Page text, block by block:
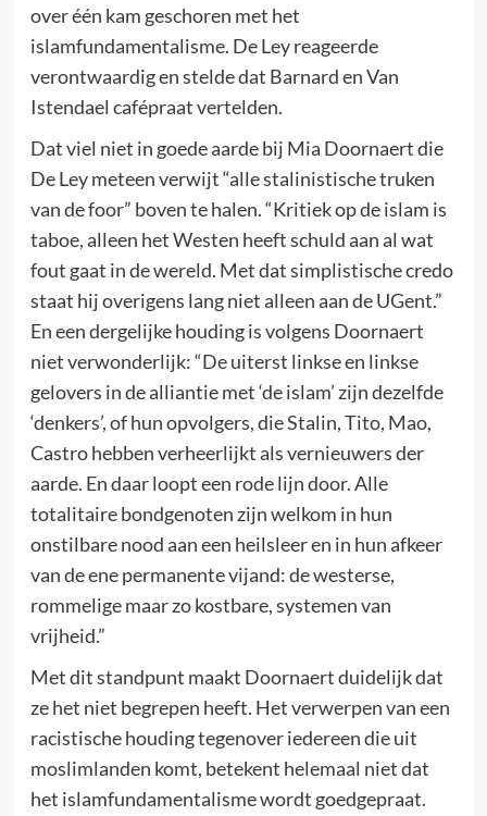
over één kam geschoren met het
islamfundamentalisme. De Ley reageerde
verontwaardig en stelde dat Barnard en Van
Istendael cafépraat vertelden.
Dat viel niet in goede aarde bij Mia Doornaert die
De Ley meteen verwijt “alle stalinistische truken
van de foor” boven te halen. “Kritiek op de islam is
taboe, alleen het Westen heeft schuld aan al wat
fout gaat in de wereld. Met dat simplistische credo
staat hij overigens lang niet alleen aan de UGent.”
En een dergelijke houding is volgens Doornaert
niet verwonderlijk: “De uiterst linkse en linkse
gelovers in de alliantie met ‘de islam’ zijn dezelfde
‘denkers’, of hun opvolgers, die Stalin, Tito, Mao,
Castro hebben verheerlijkt als vernieuwers der
aarde. En daar loopt een rode lijn door. Alle
totalitaire bondgenoten zijn welkom in hun
onstilbare nood aan een heilsleer en in hun afkeer
van de ene permanente vijand: de westerse,
rommelige maar zo kostbare, systemen van
vrijheid.”
Met dit standpunt maakt Doornaert duidelijk dat
ze het niet begrepen heeft. Het verwerpen van een
racistische houding tegenover iedereen die uit
moslimlanden komt, betekent helemaal niet dat
het islamfundamentalisme wordt goedgepraat.